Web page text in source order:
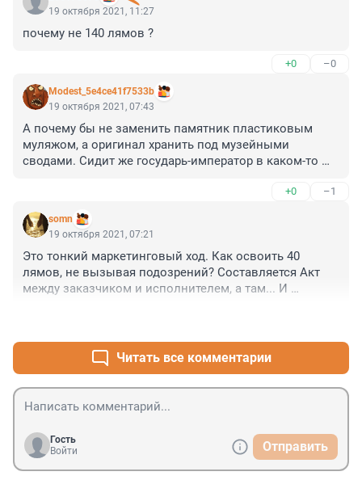
19 октября 2021, 11:27
почему не 140 лямов ?
+0 –0
Modest_5e4ce41f7533b
19 октября 2021, 07:43
А почему бы не заменить памятник пластиковым
муляжом, а оригинал хранить под музейными
сводами. Сидит же государь-император в каком-то
+0 –1
somn
19 октября 2021, 07:21
Это тонкий маркетинговый ход. Как освоить 40
лямов, не вызывая подозрений? Составляется Акт
между заказчиком и исполнителем, а там... И
лямов на дороге не валяются!
Читать все комментарии
Гость
Войти
Отправить